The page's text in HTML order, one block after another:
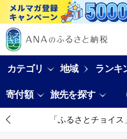
カテゴリ 地域 ランキ
寄付額 旅先を探す
「ふるさとチョイ